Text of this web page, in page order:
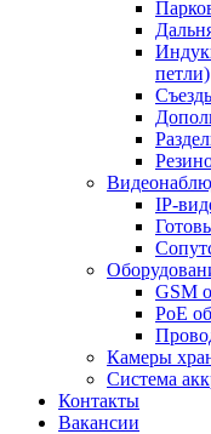
петли)
IP-
GSM
PoE
Камеры
Система
Контакты
Вакансии